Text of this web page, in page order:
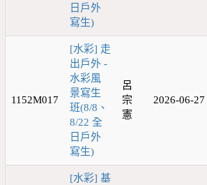
日戶外
寫生)
1152M017
[水彩] 走
出戶外 -
水彩風
景寫生
班(8/8、
8/22 全
日戶外
寫生)
呂
宗
憲
2026-06-27
[水彩] 基